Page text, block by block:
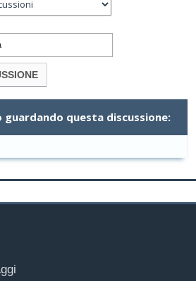
questa discussione: